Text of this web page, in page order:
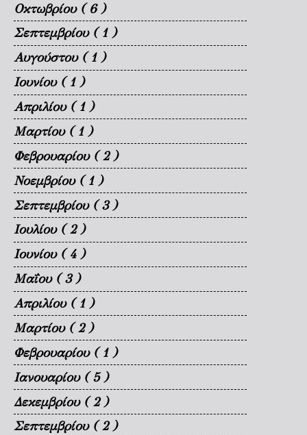
Οκτωβρίου ( 6 )
Σεπτεμβρίου ( 1 )
Αυγούστου ( 1 )
Ιουνίου ( 1 )
Απριλίου ( 1 )
Μαρτίου ( 1 )
Φεβρουαρίου ( 2 )
Νοεμβρίου ( 1 )
Σεπτεμβρίου ( 3 )
Ιουλίου ( 2 )
Ιουνίου ( 4 )
Μαΐου ( 3 )
Απριλίου ( 1 )
Μαρτίου ( 2 )
Φεβρουαρίου ( 1 )
Ιανουαρίου ( 5 )
Δεκεμβρίου ( 2 )
Σεπτεμβρίου ( 2 )